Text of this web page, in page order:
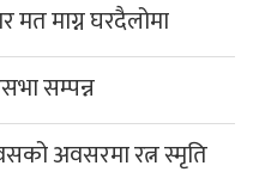
माग्न घरदैलोमा
सम्पन्न
अवसरमा रत्न स्मृति